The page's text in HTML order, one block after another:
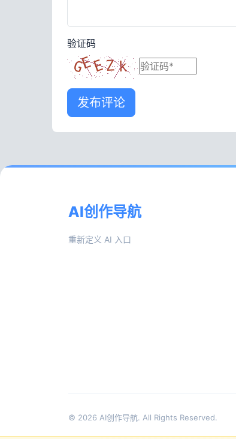
验证码
发布评论
AI创作导航
重新定义 AI 入口
© 2026 AI创作导航. All Rights Reserved.